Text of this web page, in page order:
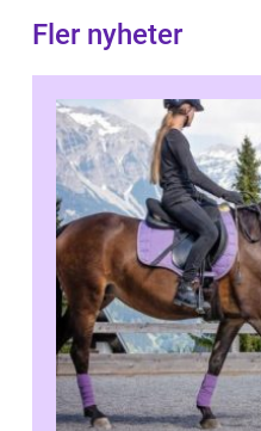
Fler nyheter